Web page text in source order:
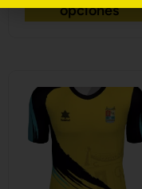
opciones